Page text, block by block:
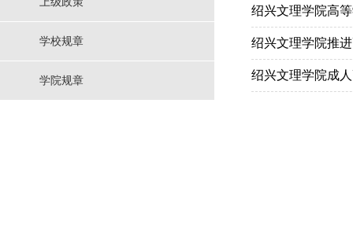
学校规章
学院规章
绍兴文理学院高
绍兴文理学院推
绍兴文理学院成